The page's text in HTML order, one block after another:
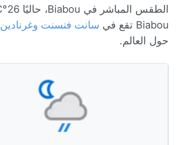
Biabou تقع في
سانت فنسنت وغرنادين
حول العالم.